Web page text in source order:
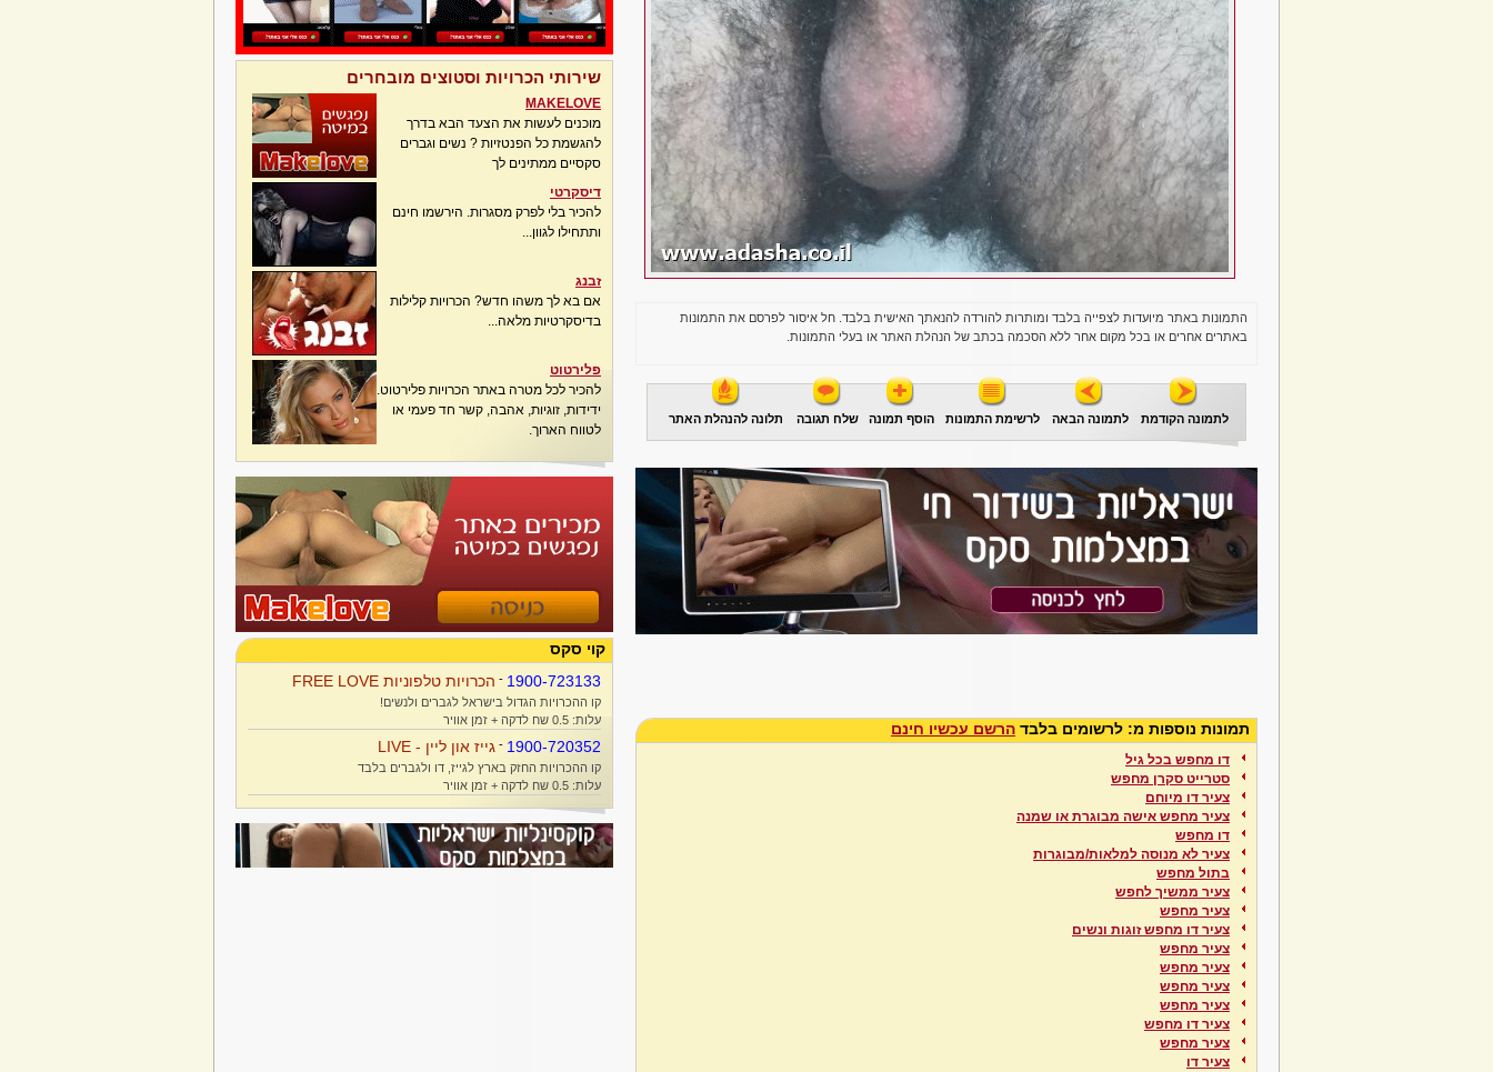
התמונות באתר מיועדות לצפייה בלבד ומותרות להורדה להנאתך האישית בלבד. חל איסור לפרסם את התמונות
באתרים אחרים או בכל מקום אחר ללא הסכמה בכתב של הנהלת האתר או בעלי התמונות.
לתמונה הקודמת לתמונה הבאה לרשימת התמונות הוסף תמונה שלח תגובה תלונה להנהלת האתר
תמונות נוספות מ: לרשומים בלבד הרשם עכשיו חינם
דו מחפש בכל גיל
סטרייט סקרן מחפש
צעיר דו מיוחם
צעיר מחפש אישה מבוגרת או שמנה
דו מחפש
צעיר לא מנוסה למלאות/מבוגרות
בתול מחפש
צעיר ממשיך לחפש
צעיר מחפש
צעיר דו מחפש זוגות ונשים
צעיר מחפש
צעיר מחפש
צעיר מחפש
צעיר מחפש
צעיר דו מחפש
צעיר מחפש
צעיר דו
שירותי הכרויות וסטוצים מובחרים
MAKELOVE
מוכנים לעשות את הצעד הבא בדרך
להגשמת כל הפנטזיות ? נשים וגברים
סקסיים ממתינים לך
דיסקרטי
להכיר בלי לפרק מסגרות. הירשמו חינם
ותתחילו לגוון...
זבנג
אם בא לך משהו חדש? הכרויות קלילות
בדיסקרטיות מלאה...
פלירטוט
להכיר לכל מטרה באתר הכרויות פלירטוט.
ידידות, זוגיות, אהבה, קשר חד פעמי או
לטווח הארוך.
קוי סקס
1900-723133
- הכרויות טלפוניות FREE LOVE
קו ההכרויות הגדול בישראל לגברים ולנשים!
עלות: 0.5 שח לדקה + זמן אוויר
1900-720352
- גייז און ליין - LIVE
קו ההכרויות החזק בארץ לגייז, דו ולגברים בלבד
עלות: 0.5 שח לדקה + זמן אוויר